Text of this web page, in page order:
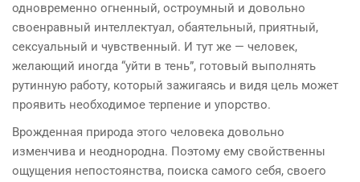
одновременно огненный, остроумный и довольно
своенравный интеллектуал, обаятельный, приятный,
сексуальный и чувственный. И тут же — человек,
желающий иногда “уйти в тень”, готовый выполнять
рутинную работу, который зажигаясь и видя цель может
проявить необходимое терпение и упорство.
Врожденная природа этого человека довольно
изменчива и неоднородна. Поэтому ему свойственны
ощущения непостоянства, поиска самого себя, своего